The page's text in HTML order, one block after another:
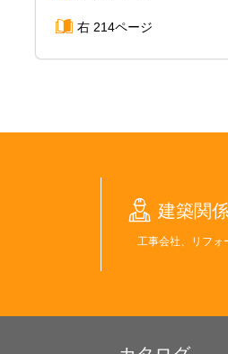
右 214ページ
建築関
工事会社、リフォ